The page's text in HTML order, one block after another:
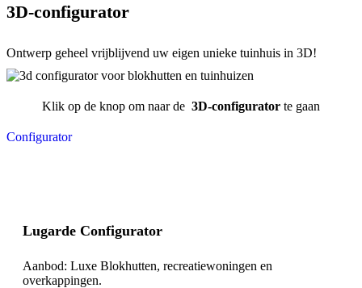
3D-configurator
Ontwerp geheel vrijblijvend uw eigen unieke tuinhuis in 3D!
Klik op de knop om naar de 3D-configurator te gaan
Configurator
Lugarde Configurator
Aanbod: Luxe Blokhutten, recreatiewoningen en
overkappingen.